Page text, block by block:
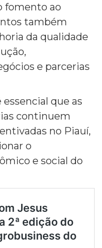
fomento ao
também
da qualidade
e parcerias
que as
continuem
no Piauí,
o
e social do